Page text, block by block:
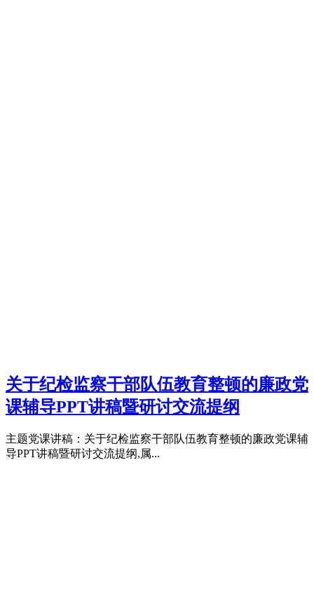
关于纪检监察干部队伍教育整顿的廉政党
课辅导PPT讲稿暨研讨交流提纲
主题党课讲稿：关于纪检监察干部队伍教育整顿的廉政党课辅
导PPT讲稿暨研讨交流提纲,属...